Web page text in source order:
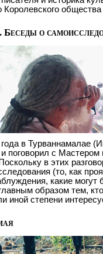
Королевского
о
в Турваннамалае
и поговорил с
в этих
(то, как
какие могут
образом тем,
иной степени